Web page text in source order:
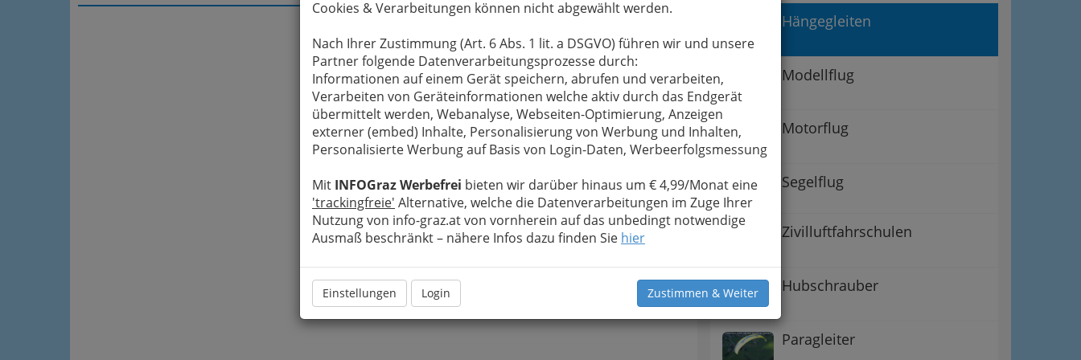
Cookies & Verarbeitungen können nicht abgewählt werden.
Nach Ihrer Zustimmung (Art. 6 Abs. 1 lit. a DSGVO) führen wir und unsere
Partner folgende Datenverarbeitungsprozesse durch:
Informationen auf einem Gerät speichern, abrufen und verarbeiten,
Verarbeiten von Geräteinformationen welche aktiv durch das Endgerät
übermittelt werden, Webanalyse, Webseiten-Optimierung, Anzeigen
externer (embed) Inhalte, Personalisierung von Werbung und Inhalten,
Personalisierte Werbung auf Basis von Login-Daten, Werbeerfolgsmessung
Mit INFOGraz Werbefrei bieten wir darüber hinaus um € 4,99/Monat eine
'trackingfreie' Alternative, welche die Datenverarbeitungen im Zuge Ihrer
Nutzung von info-graz.at von vornherein auf das unbedingt notwendige
Ausmaß beschränkt – nähere Infos dazu finden Sie hier
Einstellungen Login Zustimmen & Weiter
Hängegleiten
Modellflug
Motorflug
Segelflug
Zivilluftfahrschulen
Hubschrauber
Paragleiter